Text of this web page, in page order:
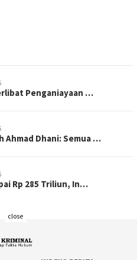
Penganiayaan …
Ahmad Dhani: Semua …
Rp 285 Triliun, In…
close